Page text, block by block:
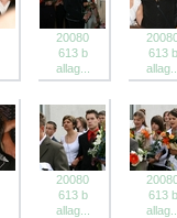
20080
613 b
allag...
613 b
20080
613 b
allag...
613 b